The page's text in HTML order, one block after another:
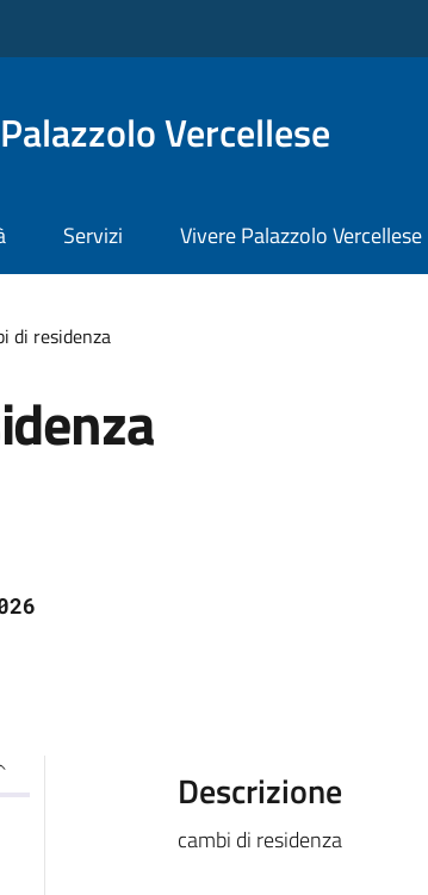
Vercellese
Servizi Vivere Palazzolo Vercellese
di residenza
Descrizione
cambi di residenza